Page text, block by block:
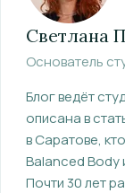
Светлана
Основатель
Блог ведёт
описана в
в Саратове,
Balanced Body
Почти 30 лет